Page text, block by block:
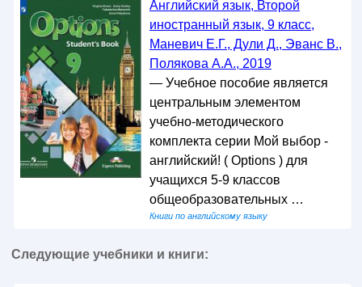
Английский язык, Второй
иностранный язык, 9 класс,
Маневич Е.Г., Дули Д., Эванс В.,
Полякова А.А., 2019
— Учебное пособие является
центральным элементом
учебно-методического
комплекта серии Мой выбор -
английский! ( Options ) для
учащихся 5-9 классов
общеобразовательных …
Книги по английскому языку
Следующие учебники и книги: